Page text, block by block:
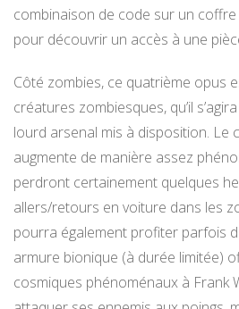
combinaison de code sur un
pour découvrir un accès à une
Côté zombies, ce quatrième opus
créatures zombiesques, qu’il
lourd arsenal mis à disposition. Le
augmente de manière assez
perdront certainement quelques
allers/retours en voiture dans les
pourra également profiter parfois
armure bionique (à durée limitée)
cosmiques phénoménaux à Frank